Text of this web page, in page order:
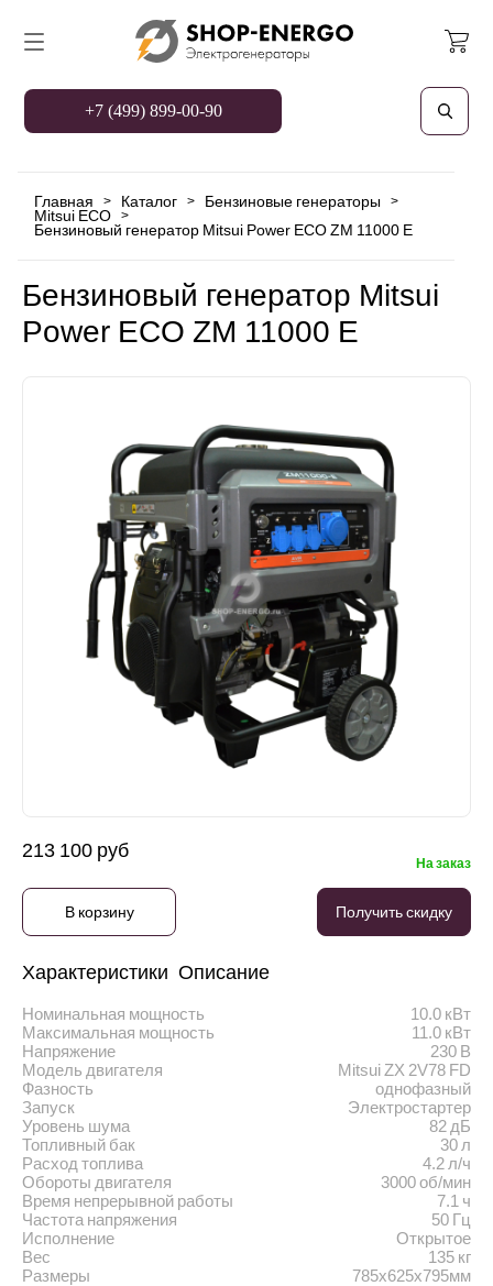
+7 (499) 899-00-90
Главная > Каталог > Бензиновые генераторы >
Mitsui ECO >
Бензиновый генератор Mitsui Power ECO ZM 11000 Е
Бензиновый генератор Mitsui
Power ECO ZM 11000 Е
213 100 руб
На заказ
В корзину Получить скидку
Характеристики Описание
Номинальная мощность
10.0 кВт
Максимальная мощность
11.0 кВт
Напряжение
230 В
Модель двигателя
Mitsui ZX 2V78 FD
Фазность
однофазный
Запуск
Электростартер
Уровень шума
82 дБ
Топливный бак
30 л
Расход топлива
4.2 л/ч
Обороты двигателя
3000 об/мин
Время непрерывной работы
7.1 ч
Частота напряжения
50 Гц
Исполнение
Открытое
Вес
135 кг
Размеры
785х625х795мм